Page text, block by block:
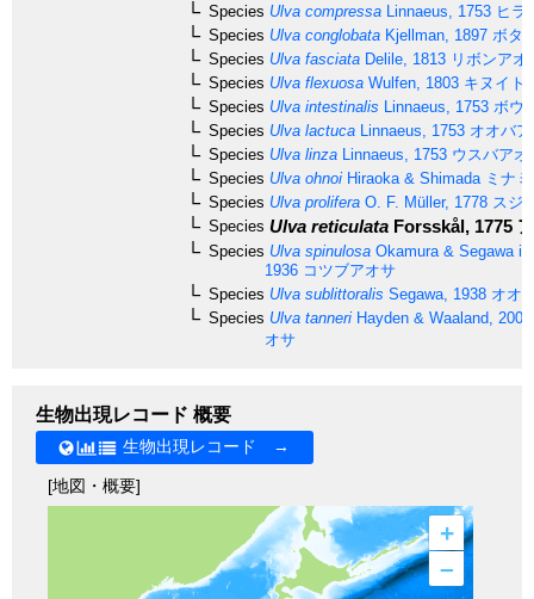
Species Ulva compressa Linnaeus, 1753 ヒラ
Species Ulva conglobata Kjellman, 1897 ボタ
Species Ulva fasciata Delile, 1813 リボンアオ
Species Ulva flexuosa Wulfen, 1803 キヌイト
Species Ulva intestinalis Linnaeus, 1753 ボウ
Species Ulva lactuca Linnaeus, 1753 オオバ
Species Ulva linza Linnaeus, 1753 ウスバアオ
Species Ulva ohnoi Hiraoka & Shimada ミナ
Species Ulva prolifera O. F. Müller, 1778 スジ
Species Ulva reticulata Forsskål, 1775
Species Ulva spinulosa Okamura & Segawa
1936 コツブアオサ
Species Ulva sublittoralis Segawa, 1938 オオ
Species Ulva tanneri Hayden & Waaland, 2003
オサ
生物出現レコード 概要
生物出現レコード →
[地図・概要]
+
–